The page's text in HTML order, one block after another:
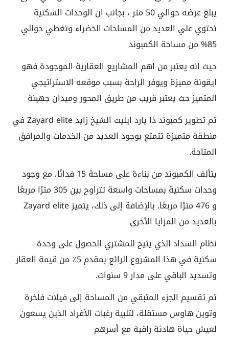
يبلغ عرضه حوالي 50 متر ، بجانب ان الوحدات السكنية
تحتوي علي العديد من المساحات الخضراء وتغطي حوالي
85% من مساحة الكمبوند
حيث انه يعتبر من اهم المشاريع العقارية الموجودة فهو
ايقونة مميزة ويوفر الراحة بسبب موقعه الاستراتيجي
المتميز حث يعتبر قريب من طريق المحور وميدان جهينة
تم تطوير كمبوند ذا يارد ايليت الشيخ زايد Zayard elite في
منطقة متميزة تتمتع بوجود العديد من الخدمات والمرافق
المتاحة.
يتألف الكمبوند من بناءة على مساحة 15 فدانًا، مع وجود
وحدات سكنية بمساحات واسعة تتراوح بين 305 مترًا مربعًا
و 476 مترًا مربعًا. بالإضافة إلى ذلك، يتميز Zayard elite
بالعديد من المزايا الأخرى
نظام السداد الذي يتيح للمشتري الحصول على وحدة
سكنية في هذا المشروع الرائع بمقدم 5٪ من قيمة العقار
وتسديد الباقي على مدار 9 سنوات.
تم تقسيم الجزء المتبقي من المساحة إلى فيلات فاخرة
وتوين هاوس مستقلة، لتلبية رغبات الأفراد الذين يسعون
لعيش حياة هادئة راقية مع أسرهم